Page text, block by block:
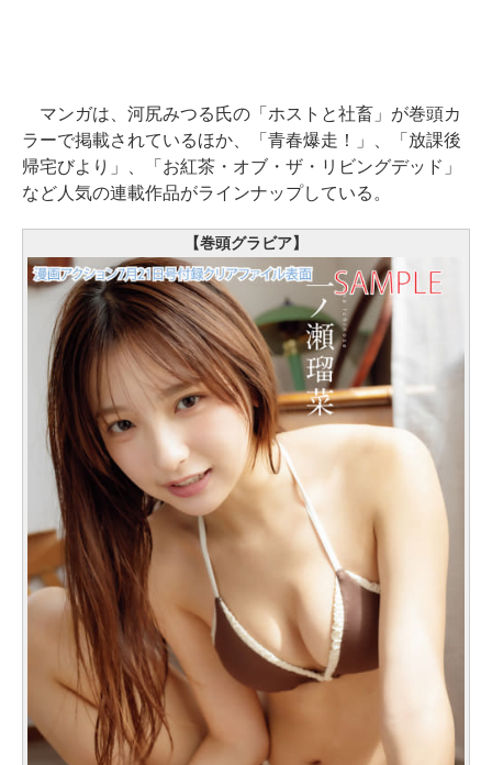
マンガは、河尻みつる氏の「ホストと社畜」が巻頭カ
ラーで掲載されているほか、「青春爆走！」、「放課後
帰宅びより」、「お紅茶・オブ・ザ・リビングデッド」
など人気の連載作品がラインナップしている。
【巻頭グラビア】